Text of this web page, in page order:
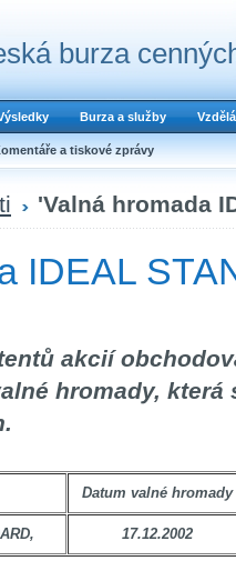
burza
Burza a služby
a tiskové zprávy
'Valná hromada
IDEAL
akcií
hromady, která
Datum valné hromady
17.12.2002